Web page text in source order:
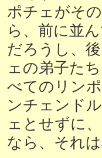
ポチェがそ
ら、前に並
だろうし、
ェの弟子た
べてのリン
ンチェンド
ェとせずに
なら、それ